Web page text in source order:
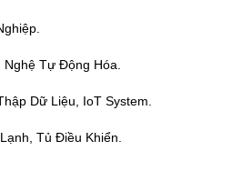
Tự Động Hóa.
Dữ Liệu, IoT System.
Tủ Điều Khiển.